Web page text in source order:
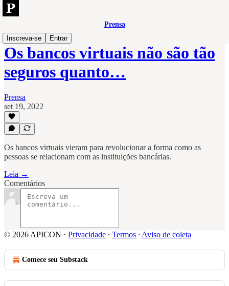
Prensa
Inscreva-se
Entrar
Os bancos virtuais não são tão
seguros quanto…
Prensa
set 19, 2022
Os bancos virtuais vieram para revolucionar a forma como as
pessoas se relacionam com as instituições bancárias.
Leia →
Comentários
© 2026 APICON · Privacidade ∙ Termos ∙ Aviso de coleta
Comece seu Substack